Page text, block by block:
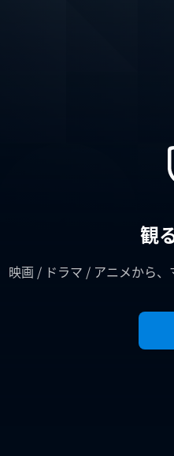
観
映画 / ドラマ / アニメから、